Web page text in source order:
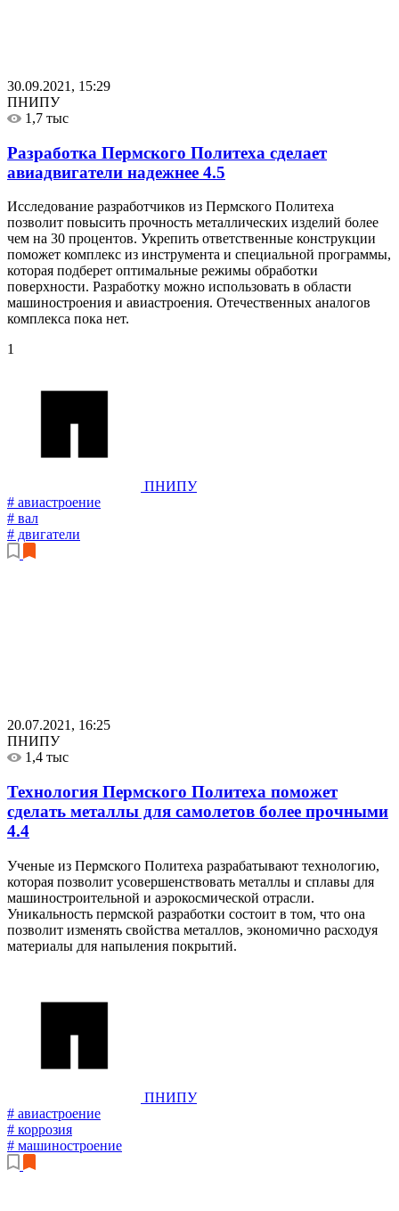
30.09.2021, 15:29
ПНИПУ
1,7 тыс
Разработка Пермского Политеха сделает
авиадвигатели надежнее 4.5
Исследование разработчиков из Пермского Политеха
позволит повысить прочность металлических изделий более
чем на 30 процентов. Укрепить ответственные конструкции
поможет комплекс из инструмента и специальной программы,
которая подберет оптимальные режимы обработки
поверхности. Разработку можно использовать в области
машиностроения и авиастроения. Отечественных аналогов
комплекса пока нет.
1
ПНИПУ
# авиастроение
# вал
# двигатели
20.07.2021, 16:25
ПНИПУ
1,4 тыс
Технология Пермского Политеха поможет
сделать металлы для самолетов более прочными
4.4
Ученые из Пермского Политеха разрабатывают технологию,
которая позволит усовершенствовать металлы и сплавы для
машиностроительной и аэрокосмической отрасли.
Уникальность пермской разработки состоит в том, что она
позволит изменять свойства металлов, экономично расходуя
материалы для напыления покрытий.
ПНИПУ
# авиастроение
# коррозия
# машиностроение